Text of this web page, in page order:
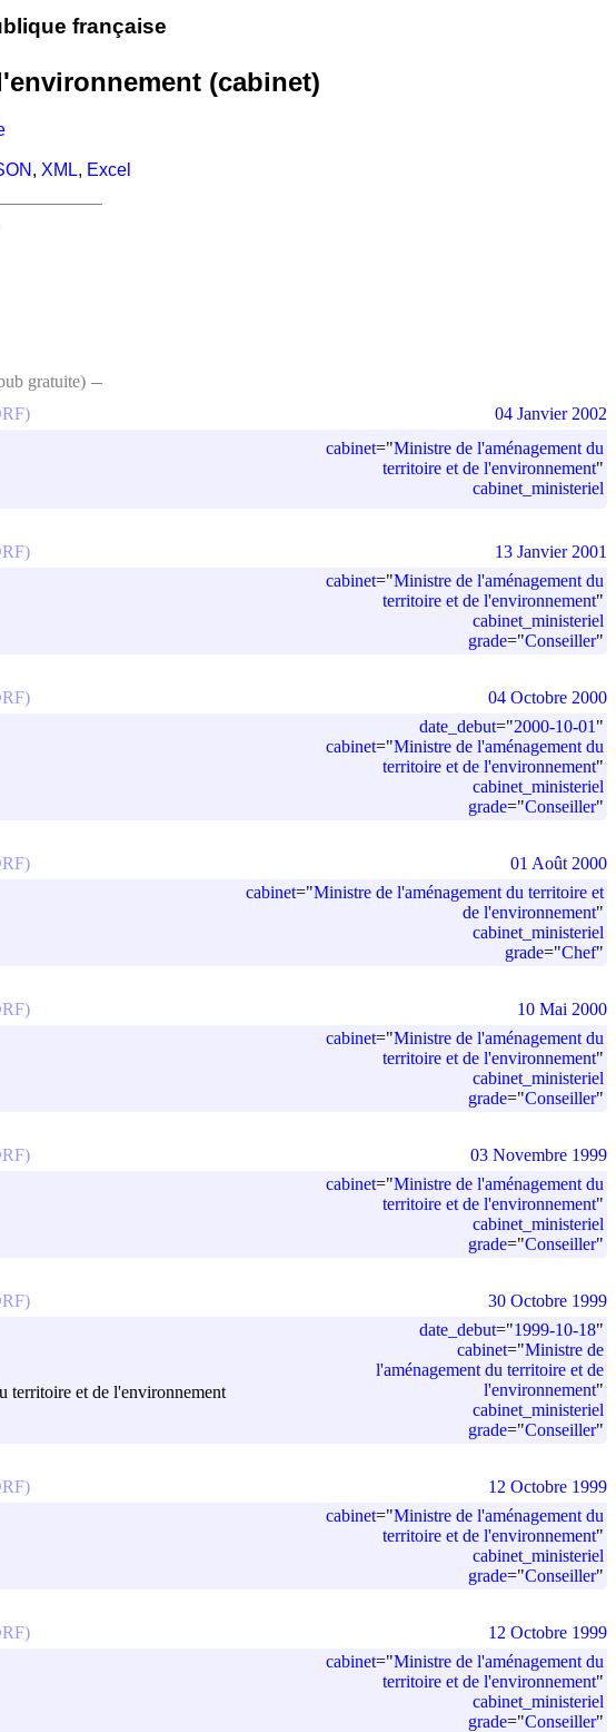
française
(cabinet)
, XML, Excel
gratuite)
cabinet="Ministre de l'aménagement du
territoire et de l'environnement"
cabinet_ministeriel
04 Janvier 2002
cabinet="Ministre de l'aménagement du
territoire et de l'environnement"
cabinet_ministeriel
grade="Conseiller"
13 Janvier 2001
date_debut="2000-10-01 "
cabinet="Ministre de l'aménagement du
territoire et de l'environnement"
cabinet_ministeriel
grade="Conseiller"
04 Octobre 2000
cabinet="Ministre de l'aménagement du territoire et
de l'environnement"
cabinet_ministeriel
grade="Chef"
01 Août 2000
cabinet="Ministre de l'aménagement du
territoire et de l'environnement"
cabinet_ministeriel
grade="Conseiller"
10 Mai 2000
cabinet="Ministre de l'aménagement du
territoire et de l'environnement"
cabinet_ministeriel
grade="Conseiller"
03 Novembre 1999
territoire et de l'environnement
date_debut="1999-10-18"
cabinet="Ministre de
l'aménagement du territoire et de
l'environnement"
cabinet_ministeriel
grade="Conseiller"
30 Octobre 1999
cabinet="Ministre de l'aménagement du
territoire et de l'environnement"
cabinet_ministeriel
grade="Conseiller"
12 Octobre 1999
cabinet="Ministre de l'aménagement du
territoire et de l'environnement"
cabinet_ministeriel
grade="Conseiller"
12 Octobre 1999